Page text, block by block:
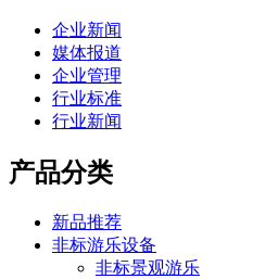
企业新闻
媒体报道
企业管理
行业标准
行业新闻
产品分类
新品推荐
非标游乐设备
非标景观游乐